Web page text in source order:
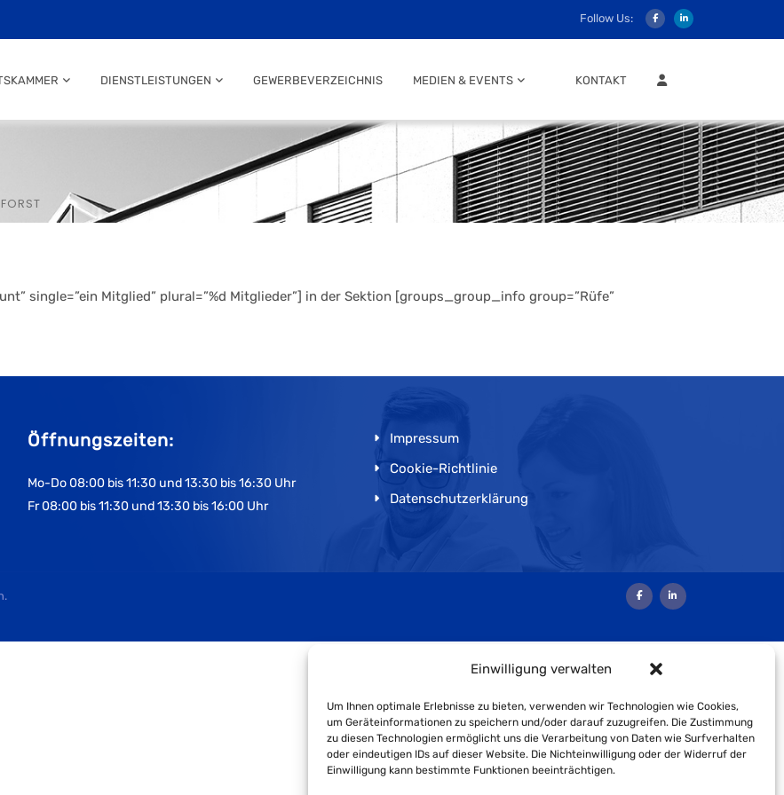
Einwilligung verwalten
Um Ihnen optimale Erlebnisse zu bieten, verwenden wir Technologien wie Cookies,
um Geräteinformationen zu speichern und/oder darauf zuzugreifen. Die Zustimmung
zu diesen Technologien ermöglicht uns die Verarbeitung von Daten wie Surfverhalten
oder eindeutigen IDs auf dieser Website. Die Nichteinwilligung oder der Widerruf der
Einwilligung kann bestimmte Funktionen beeinträchtigen.
Follow Us:
DIENSTLEISTUNGEN GEWERBEVERZEICHNIS MEDIEN & EVENTS KONTAKT MITGLIEDER LOGIN
single=”ein Mitglied” plural=”%d Mitglieder”] in der Sektion [groups_group_info group=”Rüfe”
Öffnungszeiten:
Mo-Do 08:00 bis 11:30 und 13:30 bis 16:30 Uhr
Fr 08:00 bis 11:30 und 13:30 bis 16:00 Uhr
Impressum
Cookie-Richtlinie
Datenschutzerklärung